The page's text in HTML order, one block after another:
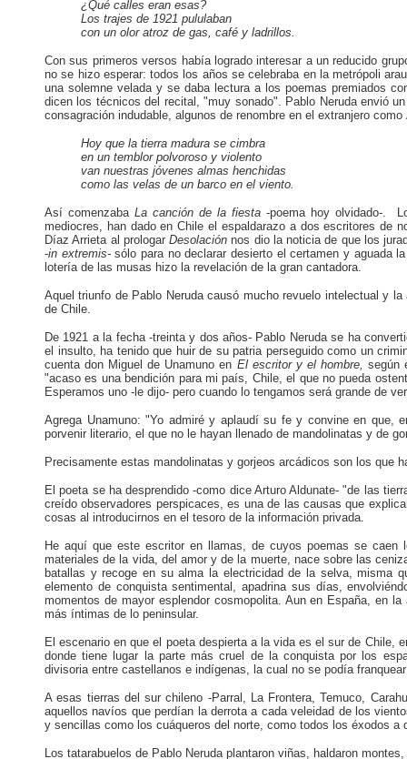
¿Qué calles eran esas?
Los trajes de 1921 pululaban
con un olor atroz de gas, café y ladrillos.
Con sus primeros versos había logrado interesar a un reducido
no se hizo esperar: todos los años se celebraba en la metrópoli
una solemne velada y se daba lectura a los poemas premiados
dicen los técnicos del recital, "muy sonado". Pablo Neruda envió
consagración indudable, algunos de renombre en el extranjero
Hoy que la tierra madura se cimbra
en un temblor polvoroso y violento
van nuestras jóvenes almas henchidas
como las velas de un barco en el viento.
Así comenzabaLa canción de la fiesta-poema hoy olvidado-.
mediocres, han dado en Chile el espaldarazo a dos escritores de
Díaz Arrieta al prologarDesolaciónnos dio la noticia de que los
-in extremis-sólo para no declarar desierto el certamen y aguada
lotería de las musas hizo la revelación de la gran cantadora.
Aquel triunfo de Pablo Neruda causó mucho revuelo intelectual y
de Chile.
De 1921 a la fecha -treinta y dos años- Pablo Neruda se ha
el insulto, ha tenido que huir de su patria perseguido como un
cuenta don Miguel de Unamuno en El escritor y el hombre, según
"acaso es una bendición para mi país, Chile, el que no pueda
Esperamos uno -le dijo- pero cuando lo tengamos será grande de
Agrega Unamuno: "Yo admiré y aplaudí su fe y convine en que,
porvenir literario, el que no le hayan llenado de mandolinatas y de
Precisamente estas mandolinatas y gorjeos arcádicos son los que
El poeta se ha desprendido -como dice Arturo Aldunate- "de las
creído observadores perspicaces, es una de las causas que
cosas al introducirnos en el tesoro de la información privada.
He aquí que este escritor en llamas, de cuyos poemas se
materiales de la vida, del amor y de la muerte, nace sobre las
batallas y recoge en su alma la electricidad de la selva, misma
elemento de conquista sentimental, apadrina sus días,
momentos de mayor esplendor cosmopolita. Aun en España, en
más íntimas de lo peninsular.
El escenario en que el poeta despierta a la vida es el sur de Chile,
donde tiene lugar la parte más cruel de la conquista por los
divisoria entre castellanos e indígenas, la cual no se podía
A esas tierras del sur chileno -Parral, La Frontera, Temuco,
aquellos navíos que perdían la derrota a cada veleidad de los
y sencillas como los cuáqueros del norte, como todos los éxodos
Los tatarabuelos de Pablo Neruda plantaron viñas, haldaron